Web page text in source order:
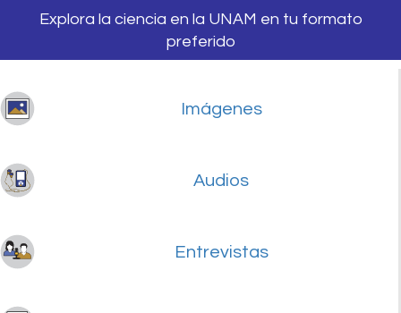
Explora la ciencia en la UNAM en tu formato
preferido
Imágenes
Audios
Entrevistas